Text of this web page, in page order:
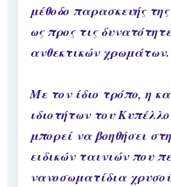
μέθοδο παρασκευής
ως προς τις
ανθεκτικών χρωμάτων.
Με τον ίδιο τρόπο, η
ιδιοτήτων του
μπορεί να βοηθήσει
ειδικών ταινιών που
νανοσωματίδια